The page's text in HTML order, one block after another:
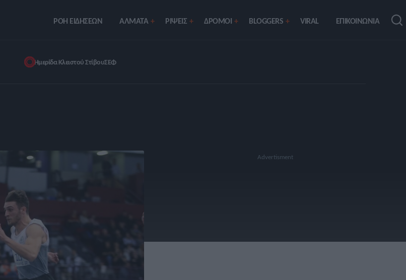
ΡΟΗ ΕΙΔΗΣΕΩΝ ΑΛΜΑΤΑ ΡIΨΕΙΣ ΔΡΟΜΟΙ BLOGGERS VIRAL ΕΠΙΚΟΙΝΩΝΙΑ
Ημερίδα Κλειστού ΣτίβουΣΕΦ